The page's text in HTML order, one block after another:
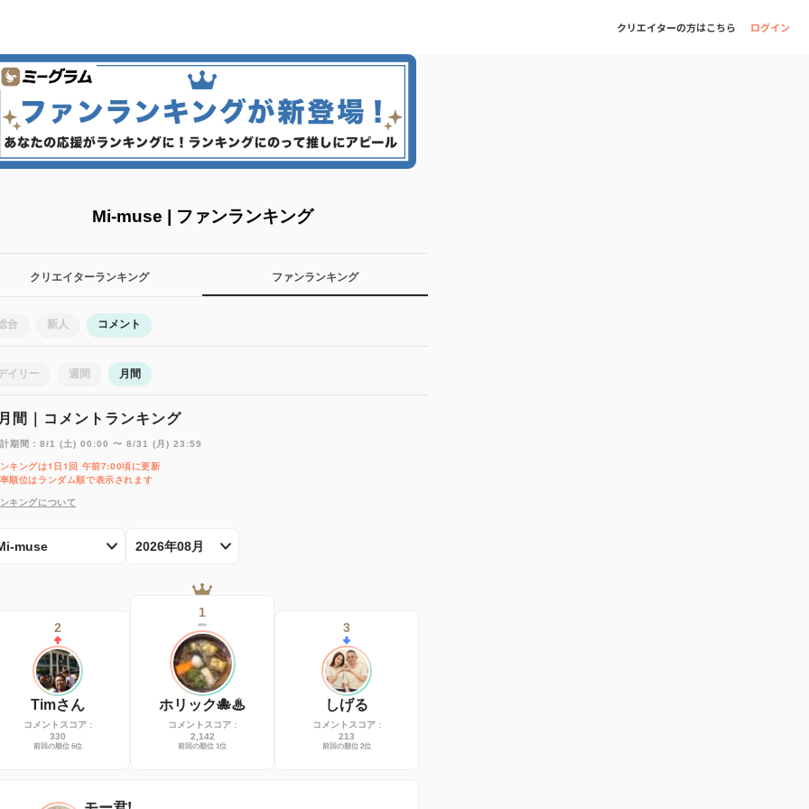
クリエイターの方はこちら ログイン
Mi-muse | ファンランキング
クリエイターランキング ファンランキング
合 新人 コメント
イリー 週間 月間
月間｜コメントランキング
期間：8/1 (土) 00:00 〜 8/31 (月) 23:59
キングは1日1回 午前7:00頃に更新
順位はランダム順で表示されます
キングについて
muse 2026年08月
2
Timさん
コメントスコア :
330
前回の順位 6位
1
ホリック🐙♨
コメントスコア :
2,142
前回の順位 1位
3
しげる
コメントスコア :
213
前回の順位 2位